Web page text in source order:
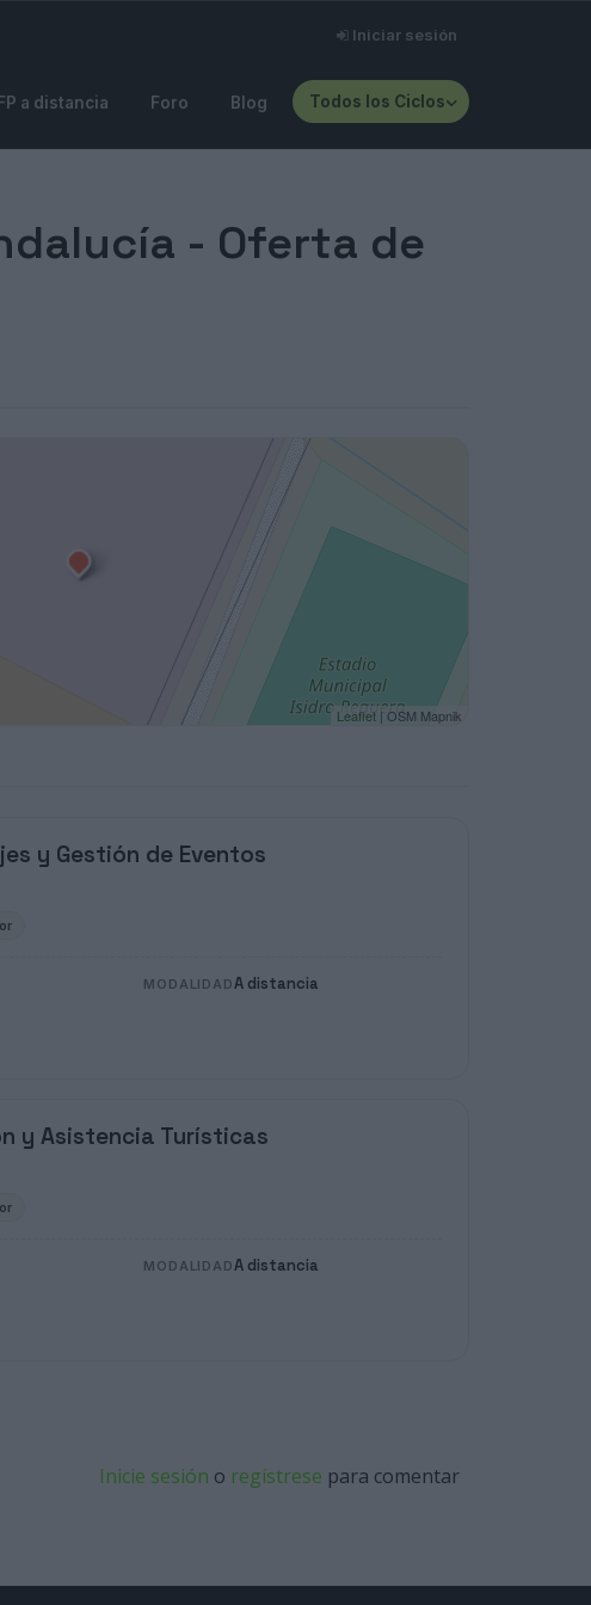
Iniciar sesión
FP a distancia Foro Blog Todos los Ciclos
- Oferta de
Leaflet| OSM Mapnik
y Gestión de Eventos
MODALIDADA distancia
y Asistencia Turísticas
MODALIDADA distancia
Inicie sesión o regístrese para comentar